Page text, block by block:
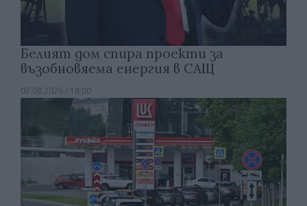
Белият дом спира проекти за
възобновяема енергия в САЩ
07.08.2026 / 18:00